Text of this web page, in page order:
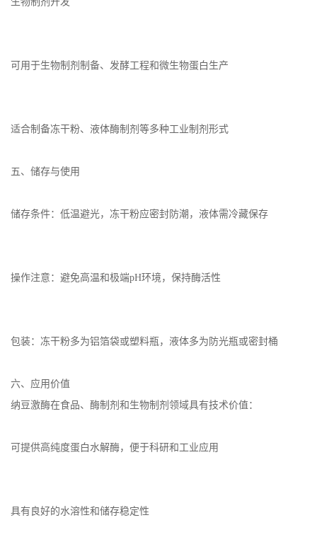
可用于生物制剂制备、发酵工程和微生物蛋白生产
适合制备冻干粉、液体酶制剂等多种工业制剂形式
五、储存与使用
储存条件：低温避光，冻干粉应密封防潮，液体需冷藏保存
操作注意：避免高温和极端pH环境，保持酶活性
包装：冻干粉多为铝箔袋或塑料瓶，液体多为防光瓶或密封桶
六、应用价值
纳豆激酶在食品、酶制剂和生物制剂领域具有技术价值：
可提供高纯度蛋白水解酶，便于科研和工业应用
具有良好的水溶性和储存稳定性